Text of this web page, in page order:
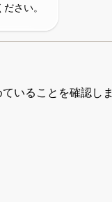
さい。
いることを確認しま